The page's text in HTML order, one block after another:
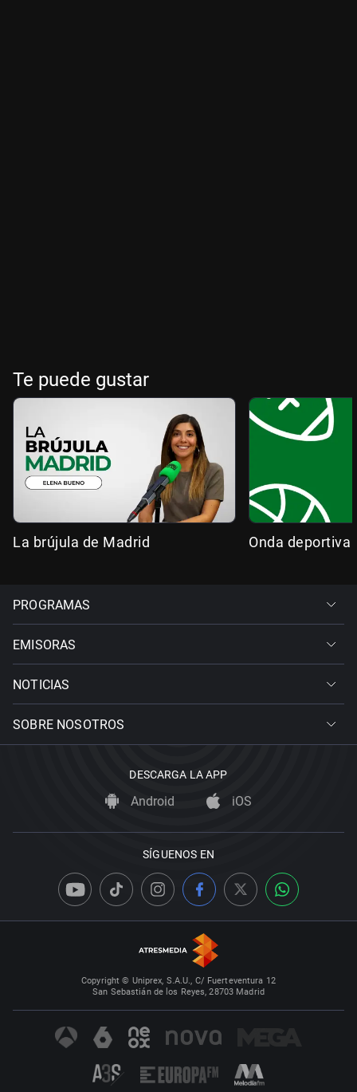
Te puede gustar
La brújula de Madrid Onda deportiva
PROGRAMAS
EMISORAS
NOTICIAS
SOBRE NOSOTROS
DESCARGA LA APP
Android iOS
SÍGUENOS EN
Copyright © Uniprex, S.A.U., C/ Fuerteventura 12
San Sebastián de los Reyes, 28703 Madrid